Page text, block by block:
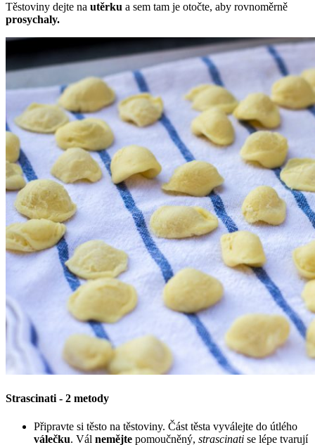
Těstoviny dejte na utěrku a sem tam je otočte, aby rovnoměrně
prosychaly.
Strascinati - 2 metody
Připravte si těsto na těstoviny. Část těsta vyválejte do útlého
válečku. Vál nemějte pomoučněný, strascinati se lépe tvarují